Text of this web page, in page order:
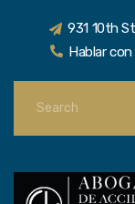
931 10th
Hablar